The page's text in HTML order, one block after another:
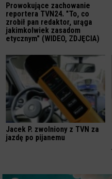
Prowokujące zachowanie
reportera TVN24. "To, co
zrobił pan redaktor, urąga
jakimkolwiek zasadom
etycznym" (WIDEO, ZDJĘCIA)
Jacek P. zwolniony z TVN za
jazdę po pijanemu